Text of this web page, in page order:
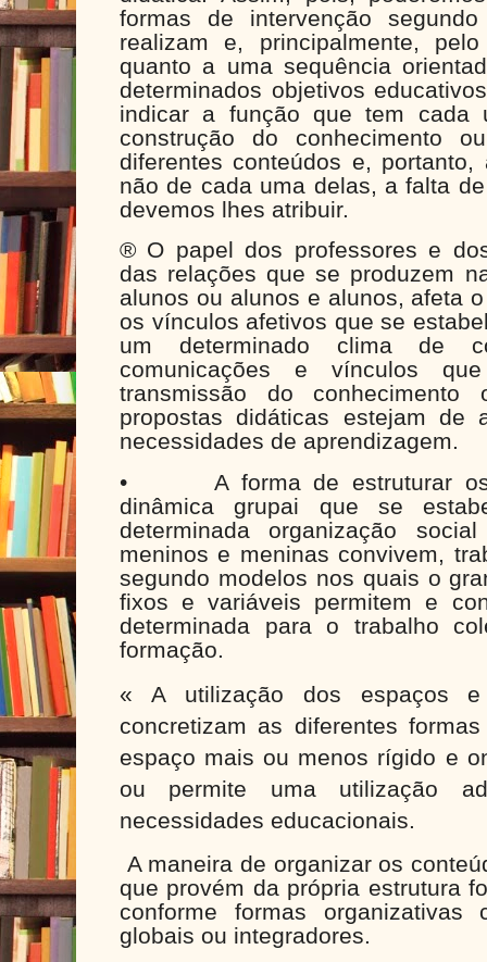
formas de intervenção
realizam e, principalmente,
quanto a uma sequência
determinados objetivos
indicar a função que tem cada
construção do conhecimento
diferentes conteúdos e,
não de cada uma delas, a falta
devemos lhes atribuir.
® O papel dos professores e
das relações que se produzem
alunos ou alunos e alunos, afeta
os vínculos afetivos que se
um determinado clima de
comunicações e vínculos
transmissão do
propostas didáticas estejam
necessidades de aprendizagem.
•
A forma de estruturar
dinâmica grupai que se
determinada organização
meninos e meninas convivem,
segundo modelos nos quais o
fixos e variáveis permitem e
determinada para o trabalho
formação.
« A utilização dos espaços
concretizam as diferentes
espaço mais ou menos rígido e
ou permite uma utilização
necessidades educacionais.
A maneira de organizar os
que provém da própria estrutura
conforme formas organizativas
globais ou integradores.